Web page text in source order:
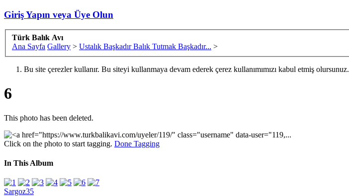
Giriş Yapın veya Üye Olun
Türk Balık Avı
Ana Sayfa Gallery > Ustalık Başkadır Balık Tutmak Başkadır... >
Bu site çerezler kullanır. Bu siteyi kullanmaya devam ederek çerez kullanımımızı kabul etmiş olursunuz.
6
This photo has been deleted.
Click on the photo to start tagging. Done Tagging
In This Album
Sargoz35